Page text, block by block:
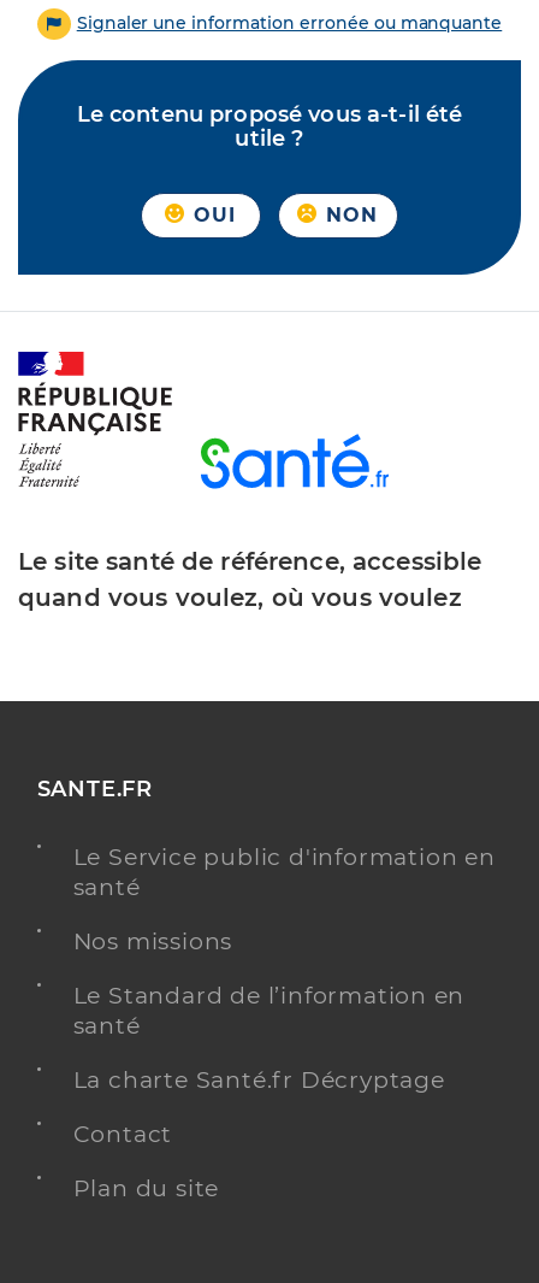
Signaler une information erronée ou manquante
Le contenu proposé vous a-t-il été
utile ?
OUI NON
Le site santé de référence, accessible
quand vous voulez, où vous voulez
SANTE.FR
Le Service public d'information en
santé
Nos missions
Le Standard de l’information en
santé
La charte Santé.fr Décryptage
Contact
Plan du site